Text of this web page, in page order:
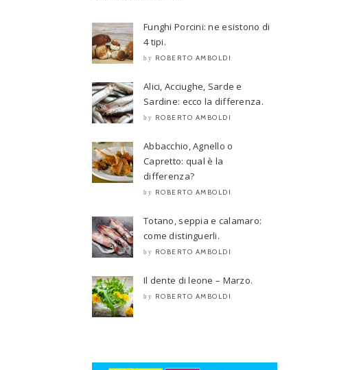
Funghi Porcini: ne esistono di
4 tipi.
by ROBERTO AMBOLDI
Alici, Acciughe, Sarde e
Sardine: ecco la differenza.
by ROBERTO AMBOLDI
Abbacchio, Agnello o
Capretto: qual è la
differenza?
by ROBERTO AMBOLDI
Totano, seppia e calamaro:
come distinguerli.
by ROBERTO AMBOLDI
Il dente di leone – Marzo.
by ROBERTO AMBOLDI